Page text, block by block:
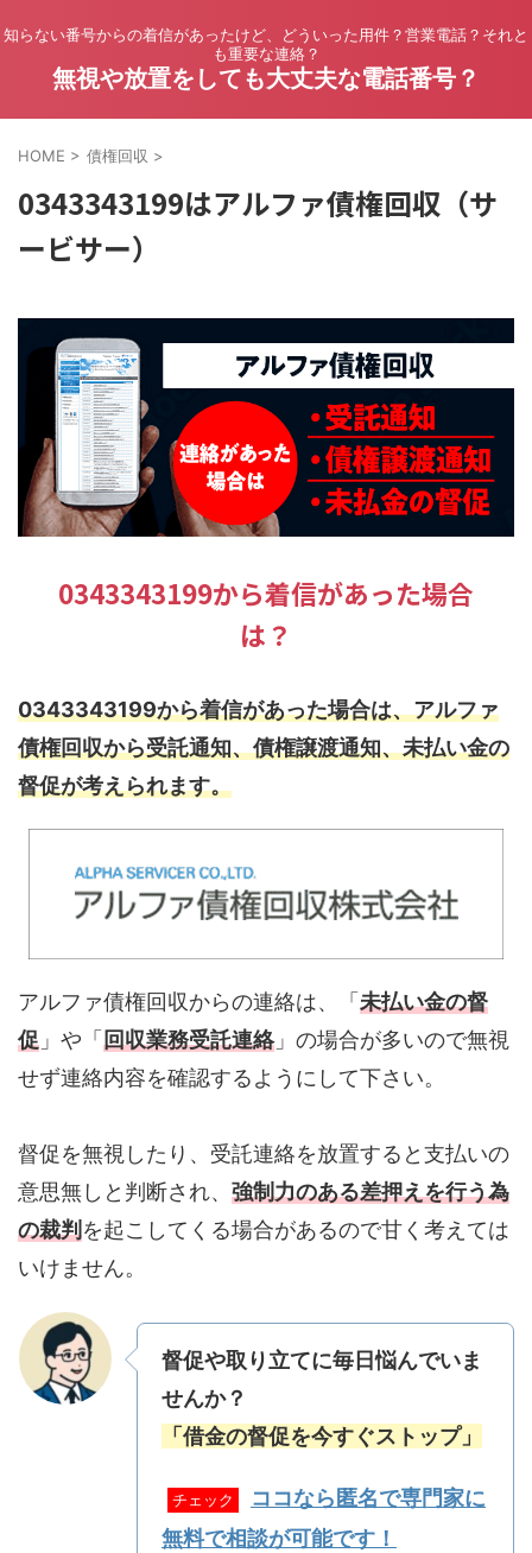
知らない番号からの着信があったけど、どういった用件？営業電話？それと
も重要な連絡？
無視や放置をしても大丈夫な電話番号？
HOME > 債権回収 >
0343343199はアルファ債権回収（サ
ービサー）
0343343199から着信があった場合
は？
0343343199から着信があった場合は、アルファ
債権回収から受託通知、債権譲渡通知、未払い金の
督促が考えられます。
アルファ債権回収からの連絡は、「 未払い金の督
促 」や「 回収業務受託連絡」の場合が多いので無視
せず連絡内容を確認するようにして下さい。
督促を無視したり、受託連絡を放置すると支払いの
意思無しと判断され、 強制力のある差押えを行う為
の裁判を起こしてくる場合があるので甘く考えては
いけません。
督促や取り立てに毎日悩んでいま
せんか？
「借金の督促を今すぐストップ」
チェック
ココなら匿名で専門家に
無料で相談が可能です！